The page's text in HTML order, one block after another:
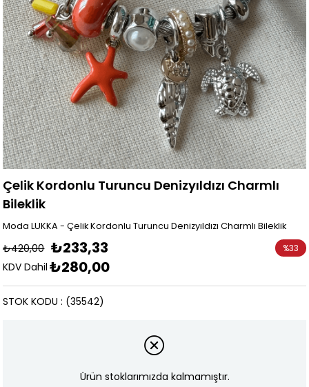
Çelik Kordonlu Turuncu Denizyıldızı Charmlı
Bileklik
Moda LUKKA - Çelik Kordonlu Turuncu Denizyıldızı Charmlı Bileklik
₺420,00 ₺233,33
KDV Dahil ₺280,00
%33
(35542)
STOK KODU
Ürün stoklarımızda kalmamıştır.